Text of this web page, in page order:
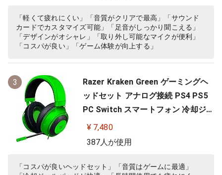
高遮音性イヤーカップ 軽量262g PC
PS4 PS5 Nintendo Switch 【日本…
「軽くて疲れにくい」「音質がクリアで最高」「サウンド
カードでカスタマイズ可能」「足音がしっかり聞こえる」
「デザインがオシャレ」「取り外し可能なマイクが便利」
「コスパが良い」「ゲーム体験が向上する」
3
Razer Kraken Green ゲーミングヘ
ッドセット アナログ接続 PS4 PS5
PC Switch スマートフォン 冷却ジェ
ルパッド 【日本正規代理店保証品】
RZ04-02830200-R3M
¥ 7,480
387人が使用
「コスパが良いヘッドセット」「音質はゲームに最適」